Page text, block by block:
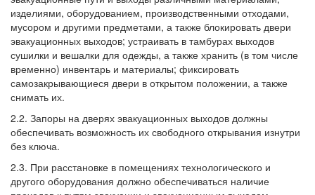
изделиями, оборудованием, производственными отходами,
мусором и другими предметами, а также блокировать двери
эвакуационных выходов; устраивать в тамбурах выходов
сушилки и вешалки для одежды, а также хранить (в том числе
временно) инвентарь и материалы; фиксировать
самозакрывающиеся двери в открытом положении, а также
снимать их.
2.2. Запоры на дверях эвакуационных выходов должны
обеспечивать возможность их свободного открывания изнутри
без ключа.
2.3. При расстановке в помещениях технологического и
другого оборудования должно обеспечиваться наличие